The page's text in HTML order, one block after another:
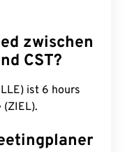
zwischen
CST?
ist 6 hours
(ZIEL).